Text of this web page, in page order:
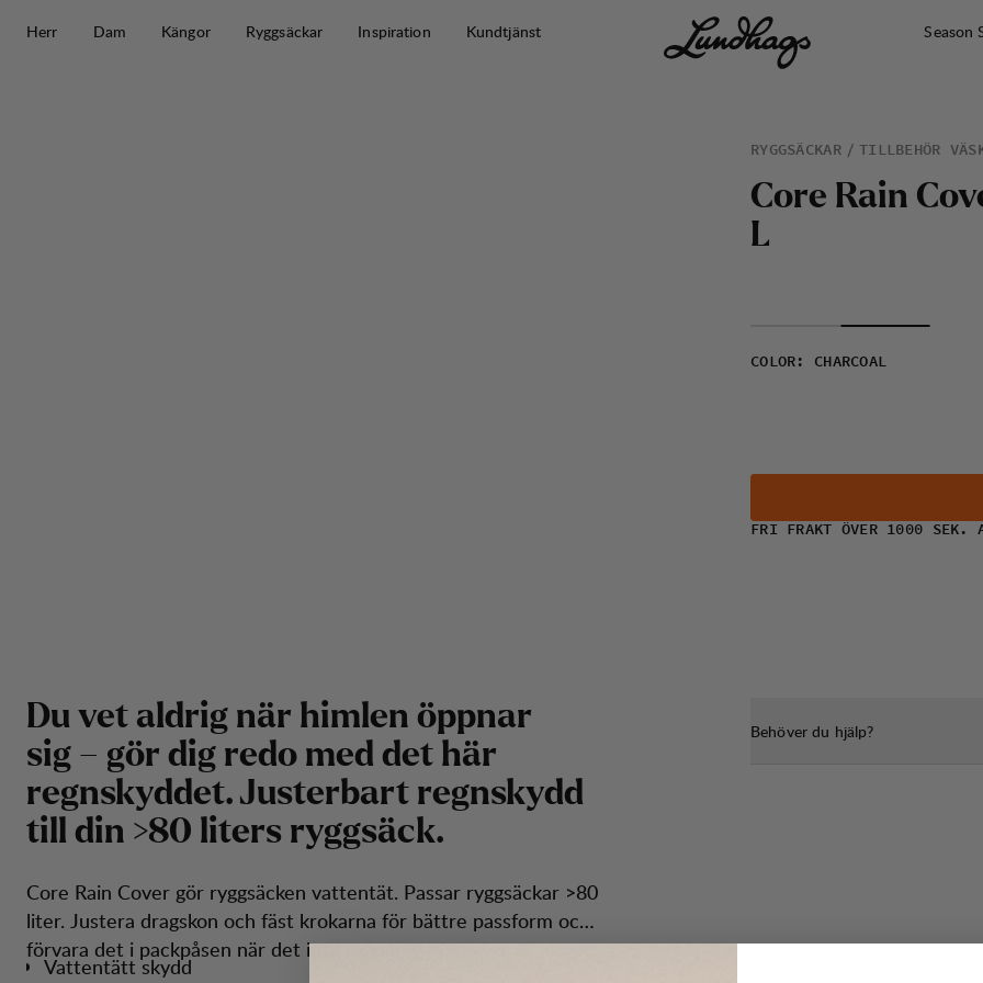
Herr
Dam Kängor Ryggsäckar Inspiration Kundtjänst Season
RYGGSÄCKAR TILLBEHÖR
Core Rain Cov
L
COLOR : CHARCOAL
FRI FRAKT ÖVER 1000 SEK.
Du vet aldrig när himlen öppnar
sig – gör dig redo med det här
regnskyddet. Justerbart regnskydd
till din >80 liters ryggsäck.
Core Rain Cover gör ryggsäcken vattentät. Passar ryggsäckar >80
liter. Justera dragskon och fäst krokarna för bättre passform och
förvara det i packpåsen när det inte regnar.
Vattentätt skydd
Behöver du hjälp?